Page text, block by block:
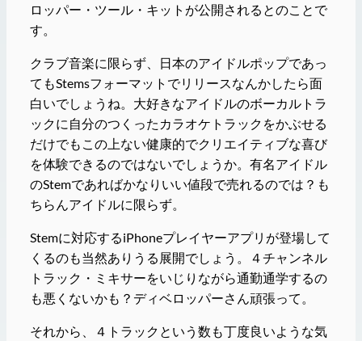
ロッパー・ツール・キットが公開されるとのことで
す。
クラブ音楽に限らず、日本のアイドルポップであっ
てもStemsフォーマットでリリースなんかしたら面
白いでしょうね。大好きなアイドルのボーカルトラ
ックに自分のつくったカラオケトラックをかぶせる
だけでもこの上ない健康的でクリエイティブな喜び
を体験できるのではないでしょうか。有名アイドル
のStemであればかなりいい値段で売れるのでは？も
ちらんアイドルに限らず。
Stemに対応するiPhoneプレイヤーアプリが登場して
くるのも当然ありうる展開でしょう。４チャンネル
トラック・ミキサーをいじりながら通勤通学するの
も悪くないかも？ディベロッパーさん頑張って。
それから、４トラックという数も丁度良いような気